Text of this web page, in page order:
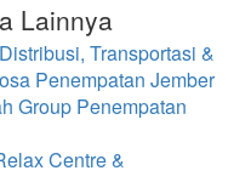
Lainnya
Transportasi &
Penempatan Jember
Group Penempatan
Centre &